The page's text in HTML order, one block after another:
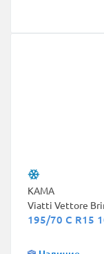
КАМА
Viatti Vettore
195/70 C R15